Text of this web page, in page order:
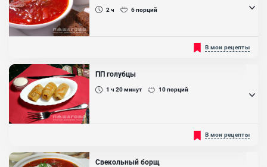
2 ч 6порций
Включает томатную пасту для придания красного цвета и более
В мои рецепты
ПП голубцы
1 ч 20минут 10порций
Такие голубцы получаются вкусными и малокалорийными.
Прекрасный обед для худеющих, который можно сделать по-
домашнему...
В мои рецепты
Свекольный борщ